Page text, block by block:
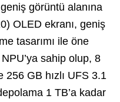
görüntü alanına
OLED ekranı, geniş
tasarımı ile öne
sahip olup, 8
256 GB hızlı UFS 3.1
1 TB’a kadar